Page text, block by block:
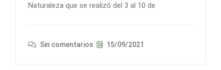
Naturaleza que se realizó del 3 al 10 de
Sin comentarios 15/09/2021